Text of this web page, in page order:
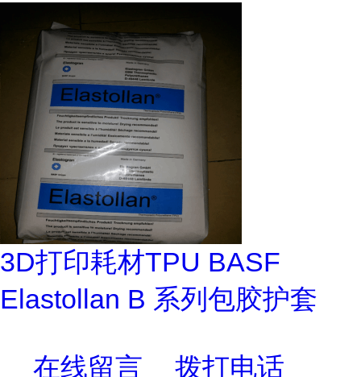
3D打印耗材TPU BASF
Elastollan B 系列包胶护套
在线留言 拨打电话